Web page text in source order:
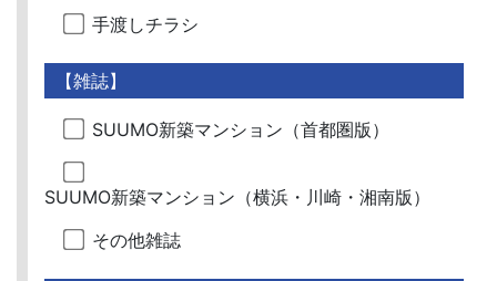
手渡しチラシ
【雑誌】
SUUMO新築マンション（首都圏版）
SUUMO新築マンション（横浜・川崎・湘南版）
その他雑誌